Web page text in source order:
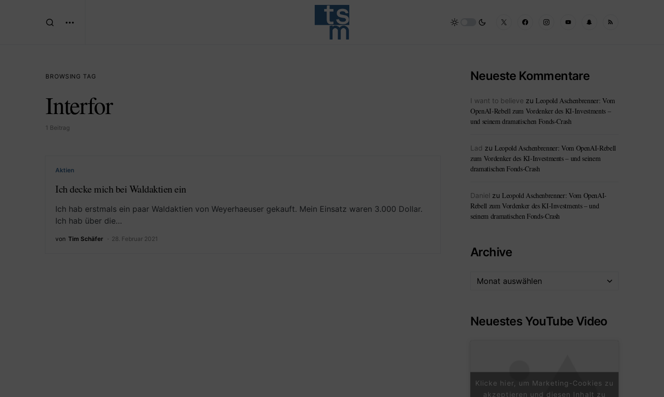
BROWSING TAG
Interfor
1 Beitrag
Aktien
Ich decke mich bei Waldaktien ein
Ich hab erstmals ein paar Waldaktien von Weyerhaeuser gekauft. Mein Einsatz waren 3.000 Dollar.
Ich hab über die…
von Tim Schäfer 28. Februar 2021
Neueste Kommentare
I want to believe zu Leopold Aschenbrenner: Vom
OpenAI-Rebell zum Vordenker des KI-Investments –
und seinem dramatischen Fonds-Crash
Lad zu Leopold Aschenbrenner: Vom OpenAI-Rebell
zum Vordenker des KI-Investments – und seinem
dramatischen Fonds-Crash
Daniel zu Leopold Aschenbrenner: Vom OpenAI-
Rebell zum Vordenker des KI-Investments – und
seinem dramatischen Fonds-Crash
Archive
Neuestes YouTube Video
Klicke hier, um Marketing-Cookies zu
akzeptieren und diesen Inhalt zu